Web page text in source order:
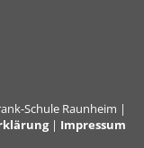
Schule Raunheim |
| Impressum